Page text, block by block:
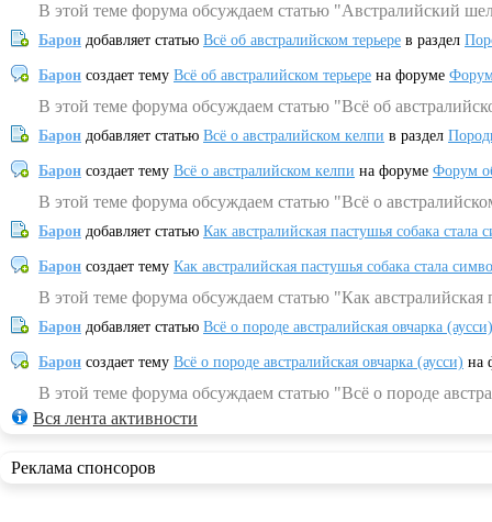
В этой теме форума обсуждаем статью "Австралийский
Барон добавляет статью Всё об австралийском терьере в раздел
Барон создает тему Всё об австралийском терьере на форуме
В этой теме форума обсуждаем статью "Всё об
Барон добавляет статью Всё о австралийском келпи в раздел
Барон создает тему Всё о австралийском келпи на форуме Форум
В этой теме форума обсуждаем статью "Всё о
Барон добавляет статью Как австралийская пастушья собака
Барон создает тему Как австралийская пастушья собака стала
В этой теме форума обсуждаем статью "Как
Барон добавляет статью Всё о породе австралийская овчарка (аусси)
Барон создает тему Всё о породе австралийская овчарка (аусси) на
В этой теме форума обсуждаем статью "Всё о породе
Вся лента активности
Реклама спонсоров